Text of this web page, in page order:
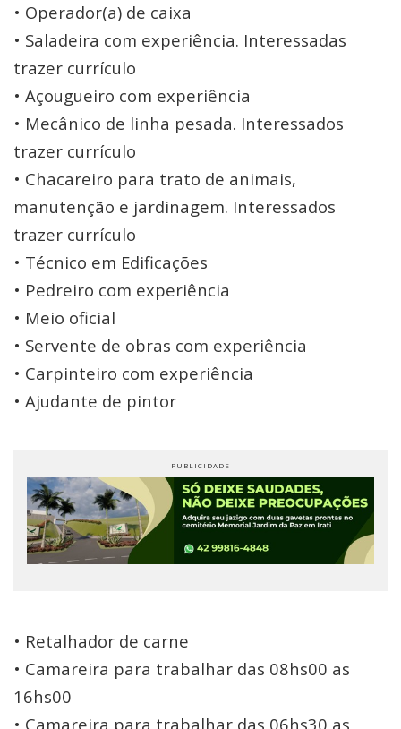
• Operador(a) de caixa
• Saladeira com experiência. Interessadas
trazer currículo
• Açougueiro com experiência
• Mecânico de linha pesada. Interessados
trazer currículo
• Chacareiro para trato de animais,
manutenção e jardinagem. Interessados
trazer currículo
• Técnico em Edificações
• Pedreiro com experiência
• Meio oficial
• Servente de obras com experiência
• Carpinteiro com experiência
• Ajudante de pintor
• Retalhador de carne
• Camareira para trabalhar das 08hs00 as
16hs00
• Camareira para trabalhar das 06hs30 as